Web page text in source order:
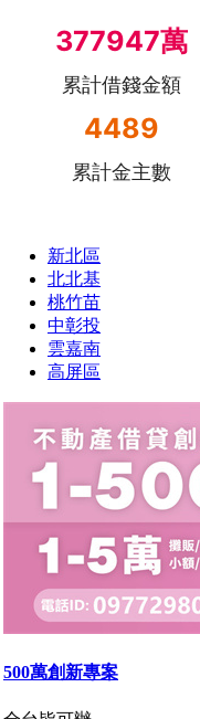
377947萬
累計借錢金額
4489
累計金主數